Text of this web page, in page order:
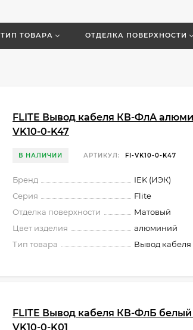
ТИП ТОВАРА ОТДЕЛКА ПОВЕРХНОСТИ
FLITE Вывод кабеля КВ-ФлА
VK10-0-K47
В НАЛИЧИИ АРТИКУЛ: FI-VK10-0-K47
Бренд
IEK (ИЭК)
Серия
Flite
Отделка поверхности
Матовый
Цвет изделия
алюминий
Тип товара
Вывод кабеля
FLITE Вывод кабеля КВ-ФлБ белый
VK10-0-K01